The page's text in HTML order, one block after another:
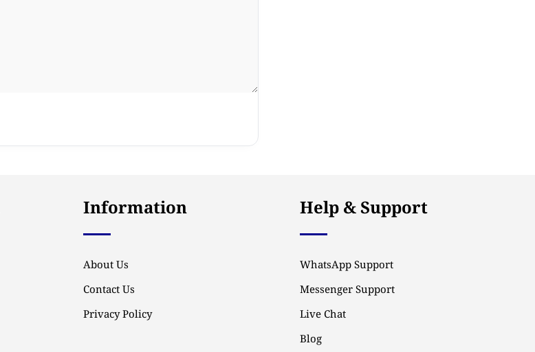
Information
About Us
Contact Us
Privacy Policy
Help & Support
WhatsApp Support
Messenger Support
Live Chat
Blog